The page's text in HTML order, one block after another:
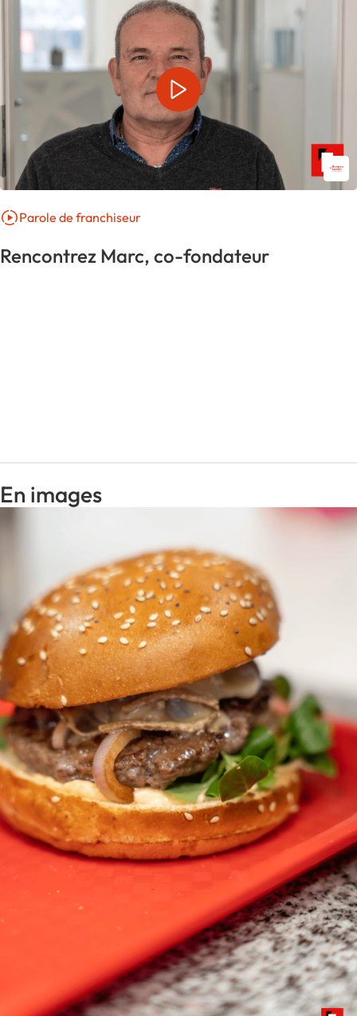
Rencontrez Marc, co-fondateur
Parole de franchiseur
En images